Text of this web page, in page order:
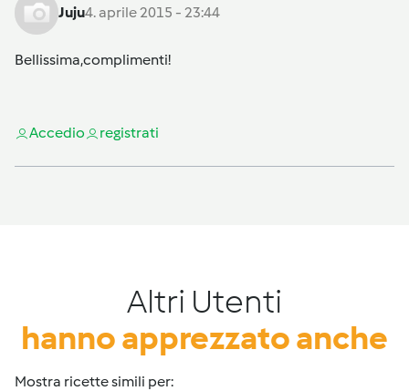
Juju4. aprile 2015 - 23:44
Bellissima,complimenti!
Accedio registrati
Altri Utenti
hanno apprezzato anche
Mostra ricette simili per: